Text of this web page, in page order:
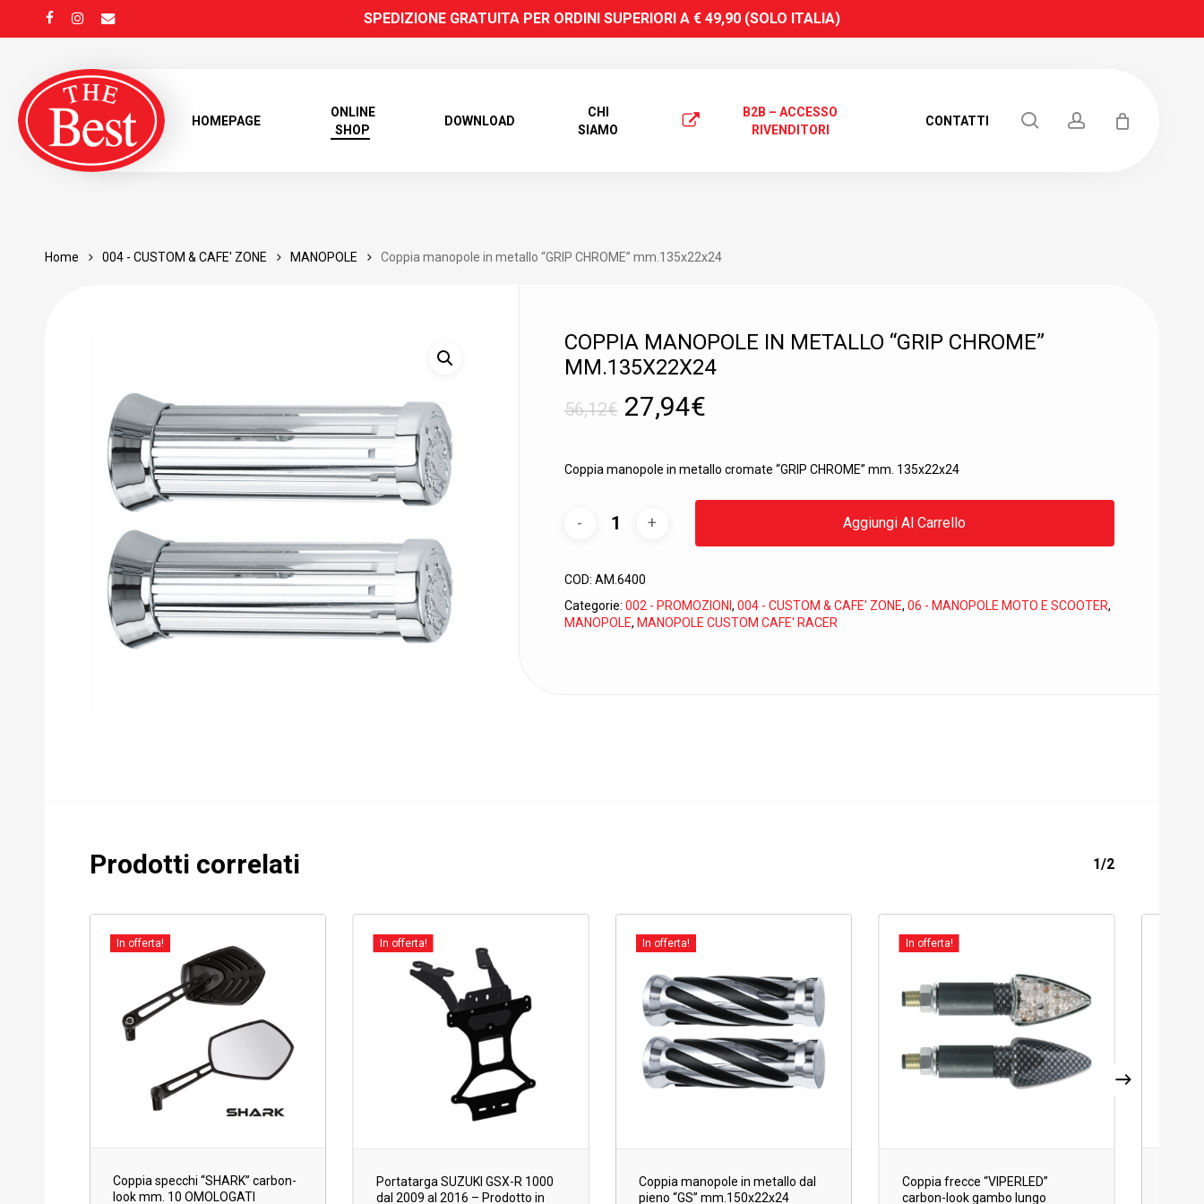
content
FACEBOOKINSTAGRAM
EMAIL SPEDIZIONE GRATUITA PER ORDINI SUPERIORI A € 49,90 (SOLO ITALIA)
Hit enter to search or ESC to close
HOMEPAGE
ONLINE
SHOP
DOWNLOAD
CHI
SIAMO
B2B – ACCESSO
RIVENDITORI
CONTATTI search account
Home 004 - CUSTOM & CAFE' ZONE MANOPOLE Coppia manopole in metallo “GRIP CHROME” mm.135x22x24
COPPIA MANOPOLE IN METALLO “GRIP CHROME”
MM.135X22X24
56,12€ Il
originale
era:
56,12€.
27,94€Il
attuale
Coppia manopole in metallo cromate “GRIP CHROME” mm. 135x22x24
Aggiungi Al Carrello
COD: AM.6400
Categorie: 002 - PROMOZIONI , 004 - CUSTOM & CAFE' ZONE, 06 - MANOPOLE MOTO E SCOOTER,
MANOPOLE, MANOPOLE CUSTOM CAFE' RACER
Prodotti correlati 1/2
In offerta!
Coppia specchi “SHARK” carbon-
look mm. 10 OMOLOGATI
In offerta!
Portatarga SUZUKI GSX-R 1000
dal 2009 al 2016 – Prodotto in
In offerta!
Coppia manopole in metallo dal
pieno “GS” mm.150x22x24
In offerta!
Coppia frecce “VIPERLED”
carbon-look gambo lungo